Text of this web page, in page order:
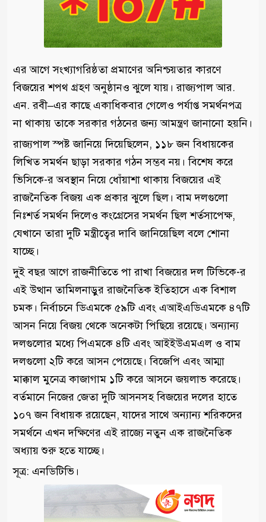
এর আগে সংখ্যাগরিষ্ঠতা প্রমাণের অনিশ্চয়তার কারণে
বিজয়ের শপথ গ্রহণ অনুষ্ঠানও ঝুলে যায়। রাজ্যপাল আর.
এন. রবী–এর কাছে একাধিকবার গেলেও পর্যাপ্ত সমর্থনপত্র
না থাকায় তাকে সরকার গঠনের জন্য আমন্ত্রণ জানানো হয়নি।
রাজ্যপাল স্পষ্ট জানিয়ে দিয়েছিলেন, ১১৮ জন বিধায়কের
লিখিত সমর্থন ছাড়া সরকার গঠন সম্ভব নয়। বিশেষ করে
ভিসিকে-র অবস্থান নিয়ে ধোঁয়াশা থাকায় বিজয়ের এই
রাজনৈতিক বিজয় এক প্রকার ঝুলে ছিল। বাম দলগুলো
নিঃশর্ত সমর্থন দিলেও কংগ্রেসের সমর্থন ছিল শর্তসাপেক্ষ,
যেখানে তারা দুটি মন্ত্রীত্বের দাবি জানিয়েছিল বলে শোনা
যাচ্ছে।
দুই বছর আগে রাজনীতিতে পা রাখা বিজয়ের দল টিভিকে-র
এই উত্থান তামিলনাড়ুর রাজনৈতিক ইতিহাসে এক বিশাল
চমক। নির্বাচনে ডিএমকে ৫৯টি এবং এআইএডিএমকে ৪৭টি
আসন নিয়ে বিজয় থেকে অনেকটা পিছিয়ে রয়েছে। অন্যান্য
দলগুলোর মধ্যে পিএমকে ৪টি এবং আইইউএমএল ও বাম
দলগুলো ২টি করে আসন পেয়েছে। বিজেপি এবং আম্মা
মাক্কাল মুনেত্র কাজাগাম ১টি করে আসনে জয়লাভ করেছে।
বর্তমানে নিজের জেতা দুটি আসনসহ বিজয়ের দলের হাতে
১০৭ জন বিধায়ক রয়েছেন, যাদের সাথে অন্যান্য শরিকদের
সমর্থনে এখন দক্ষিণের এই রাজ্যে নতুন এক রাজনৈতিক
অধ্যায় শুরু হতে যাচ্ছে।
সূত্র: এনডিটিভি।